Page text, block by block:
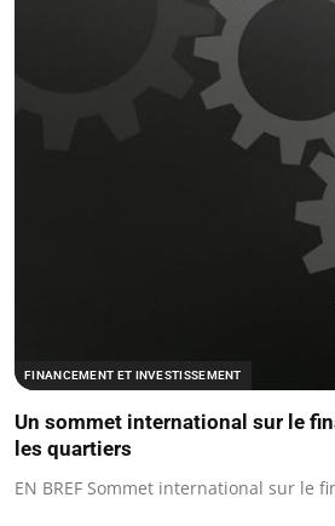
FINANCEMENT ET INVESTISSEMENT
Un sommet international sur le
les quartiers
EN BREF Sommet international sur le